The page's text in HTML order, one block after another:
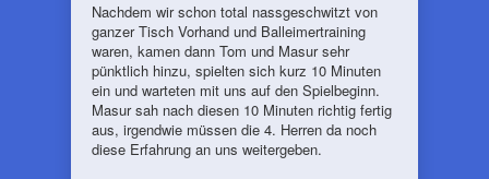
Nachdem wir schon total nassgeschwitzt von
ganzer Tisch Vorhand und Balleimertraining
waren, kamen dann Tom und Masur sehr
pünktlich hinzu, spielten sich kurz 10 Minuten
ein und warteten mit uns auf den Spielbeginn.
Masur sah nach diesen 10 Minuten richtig fertig
aus, irgendwie müssen die 4. Herren da noch
diese Erfahrung an uns weitergeben.